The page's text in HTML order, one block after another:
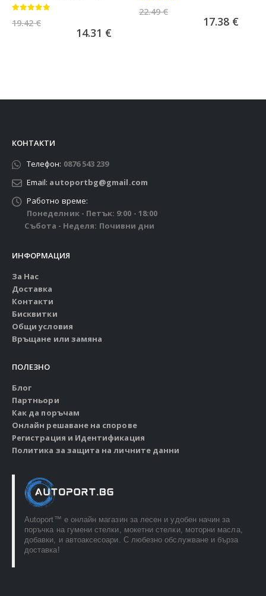
19.42€
14.31 €
22.49€
17.38 €
КОНТАКТИ
Телефон: 0876 543 239
Email: autoportbg@gmail.com
Работно време:
Понеделник - Петък: 9:00 - 18:00
Събота - Неделя: Почивни дни
ИНФОРМАЦИЯ
За Нас
Доставка
Контакти
Бисквитки
Общи условия
Връщане или замяна
ПОЛЕЗНО
Блог
Партньори
Как да поръчам
Онлайн решаване на спорове
Регистрация и Идентификация
Политика за защита на личните данни
Autoport™ e онлайн магазин за лесен и удобен начин за
поръчка на гумени стелки, мокетни стелки, моторни масла,
добавки, и автоаксесоари. С любезно обслужване и бърза
доставка!